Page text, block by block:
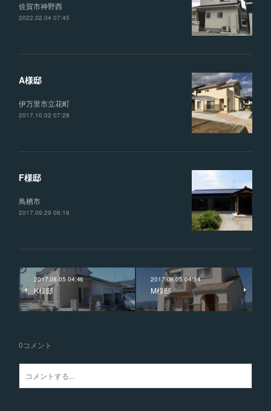
佐賀市神野西
2022.02.04 07:45
A様邸
伊万里市立花町
2017.10.02 07:28
F様邸
鳥栖市
2017.09.29 06:16
2017.08.05 04:46
K様邸
2017.08.05 04:14
M様邸
0コメント